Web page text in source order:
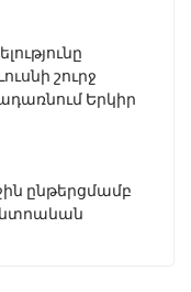
շուրջ
Երկիր
ընթերցմամբ